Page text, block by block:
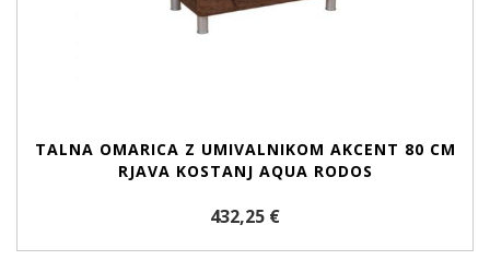
TALNA OMARICA Z UMIVALNIKOM AKCENT 80 CM
RJAVA KOSTANJ AQUA RODOS
432,25 €